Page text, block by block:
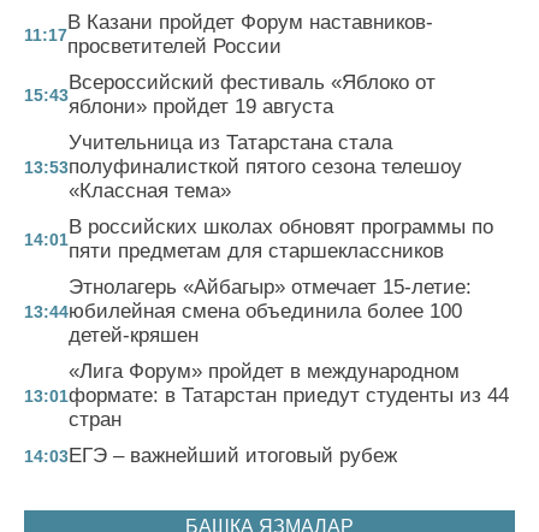
11:17
В Казани пройдет Форум наставников-
просветителей России
15:43
Всероссийский фестиваль «Яблоко от
яблони» пройдет 19 августа
13:53
Учительница из Татарстана стала
полуфиналисткой пятого сезона телешоу
«Классная тема»
14:01
В российских школах обновят программы по
пяти предметам для старшеклассников
13:44
Этнолагерь «Айбагыр» отмечает 15-летие:
юбилейная смена объединила более 100
детей-кряшен
13:01
«Лига Форум» пройдет в международном
формате: в Татарстан приедут студенты из 44
стран
14:03ЕГЭ – важнейший итоговый рубеж
БАШКА ЯЗМАЛАР